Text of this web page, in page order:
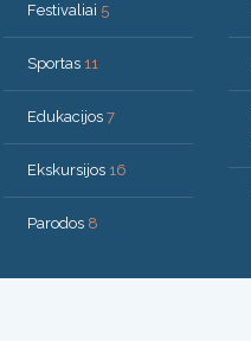
Festivaliai 5
Sportas 11
Edukacijos 7
Ekskursijos 16
Parodos 8